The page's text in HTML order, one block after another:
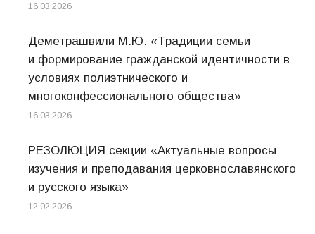
16.03.2026
Деметрашвили М.Ю. «Традиции семьи
и формирование гражданской идентичности в
условиях полиэтнического и
многоконфессионального общества»
16.03.2026
РЕЗОЛЮЦИЯ секции «Актуальные вопросы
изучения и преподавания церковнославянского
и русского языка»
12.02.2026